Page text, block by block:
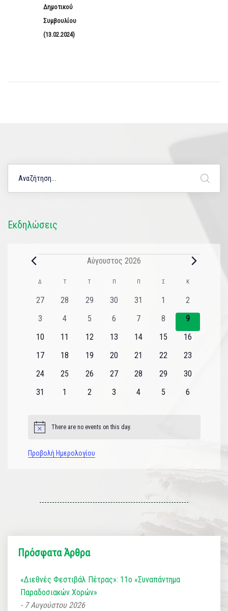
Δημοτικού
Συμβουλίου
(13.02.2024)
Εκδηλώσεις
Αύγουστος 2026
Ημερολόγιο
του
Εκδηλώσεις
Δ Τ Τ Π Π Σ Κ
0
27
0
28
0
29
0
30
0
31
0
εκδηλώσεις
1
0
εκδηλώσεις
2
0
3
0
4
0
5
0
6
0
εκδηλώσεις
7
0
εκδηλώσεις
8
0
εκδηλώσεις
9
0
10
0
11
0
12
0
13
0
14
0
15
0
16
0
17
0
18
0
19
0
20
0
21
0
22
0
23
0
24
0
25
0
26
0
27
0
28
0
29
0
30
0
31
0
1
0
2
0
3
0
4
0
5
0
6
Notice There are no events on this day.
Προβολή Ημερολογίου
Πρόσφατα Άρθρα
«Διεθνές Φεστιβάλ Πέτρας»: 11ο «Συναπάντημα
Παραδοσιακών Χορών»
7 Αυγούστου 2026